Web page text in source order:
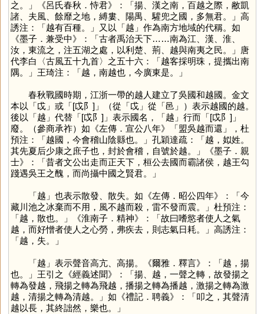
之。」《呂氏春秋．恃君》：「揚、漢之南，百越之際，敝凱
諸、夫風、餘靡之地，縛婁、陽禺、驩兜之國，多無君。」高
誘注：「越有百種。」又以「越 」作為南方地域的代稱。如
《墨子．兼受中》：「古者禹治天下……南為江、漢、淮、
汝，東流之，注五湖之處，以利楚、荊、越與南夷之民。」唐
代李白〈古風五十九首〉之五十六：「越客採明珠，提攜出南
隅。」王琦注：「越，南越也，今廣東是。」
春秋戰國時期，江浙一帶的越人建立了吳國和越國。金文
本以「戉」或「[戉阝]」（從「戉」從「邑 」）表示越國的越。
後以「越 」代替「[戉阝]」表示國名，「越 」行而「[戉阝]」
廢。（參商承祚）如《左傳．宣公八年》「盟吳越而還」，杜
預注：「越國，今會稽山陰縣也。」孔穎達疏：「越，姒姓。
其先夏后少康之庶子也，封於會稽，自號於越。」《墨子．親
士》：「昔者文公出走而正天下，桓公去國而霸諸侯，越王勾
踐遇吳王之醜，而尚攝中國之賢君。」
「越 」也表示散發、散失。如《左傳．昭公四年》：「今
藏川池之冰棄而不用，風不越而殺，雷不發而震。」杜預注：
「越，散也。」《淮南子．精神》：「故曰嗜慾者使人之氣
越，而好憎者使人之心勞，弗疾去，則志氣日耗。」高誘注：
「越，失。」
「越 」表示聲音高亢、高揚。《爾雅．釋言》：「越，揚
也。」王引之《經義述聞》：「揚、越，一聲之轉，故發揚之
轉為發越，飛揚之轉為飛越，播揚之轉為播越，激揚之轉為激
越，清揚之轉為清越。」如《禮記．聘義》：「叩之，其聲清
越以長，其終詘然，樂也。」